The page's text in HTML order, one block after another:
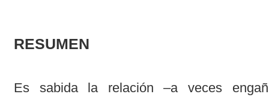
RESUMEN
Es sabida la relación –a veces